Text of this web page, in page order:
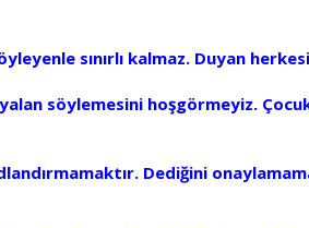
sınırlı kalmaz. Duyan
söylemesini hoşgörmeyiz.
Dediğini